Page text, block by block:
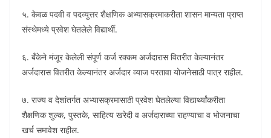
५. केवळ पदवी व पदव्युत्तर शैक्षणिक अभ्यासक्रमाकरीता शासन मान्यता प्राप्त
संस्थेमध्ये प्रवेश घेतलेले विद्यार्थी.
६. बँकेने मंजूर केलेली संपूर्ण कर्ज रक्कम अर्जदारास वितरीत केल्यानंतर
अर्जदारास वितरीत केल्यानंतर अर्जदार व्याज परतावा योजनेसाठी पात्र राहील.
७. राज्य व देशांतर्गत अभ्यासक्रमासाठी प्रवेश घेतलेल्या विद्यार्थ्यांकरीता
शैक्षणिक शुल्क, पुस्तके, साहित्य खरेदी व अर्जदाराच्या राहण्याचा व भोजनाचा
खर्च समावेश राहील.